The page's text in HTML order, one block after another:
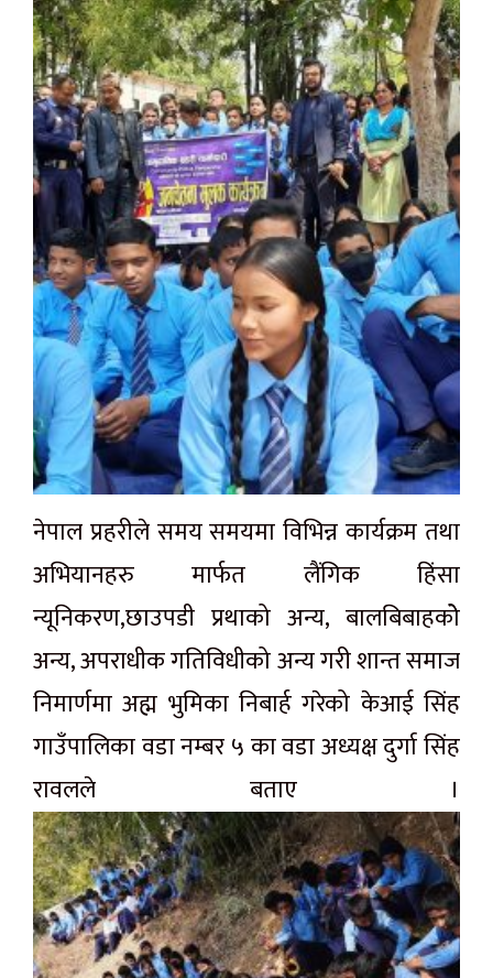
नेपाल प्रहरीले समय समयमा विभिन्न कार्यक्रम तथा
अभियानहरु मार्फत लैंगिक हिंसा
न्यूनिकरण,छाउपडी प्रथाको अन्य, बालबिबाहकोे
अन्य, अपराधीक गतिविधीको अन्य गरी शान्त समाज
निमार्णमा अह्म भुमिका निबार्ह गरेको केआई सिंह
गाउँपालिका वडा नम्बर ५ का वडा अध्यक्ष दुर्गा सिंह
रावलले बताए ।